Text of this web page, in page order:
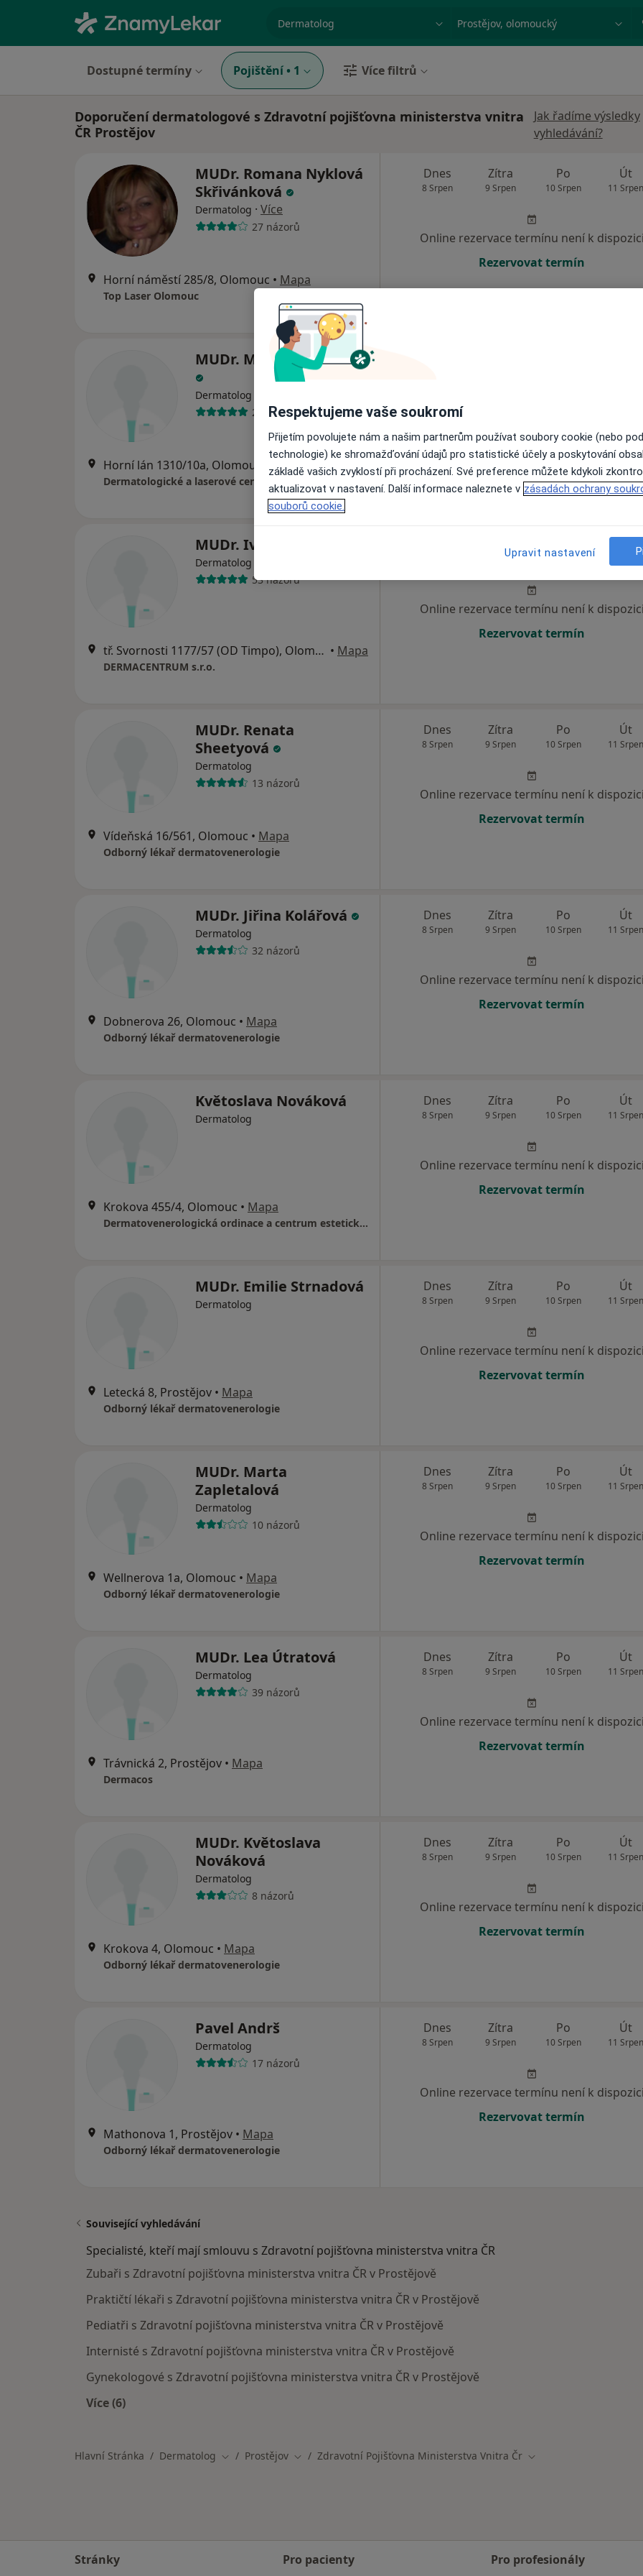
Město nebo region
Dostupné termíny Pojištění • 1 Více filtrů
Doporučení dermatologové s Zdravotní pojišťovna ministerstva vnitra
ČR Prostějov
Jak řadíme výsledky
vyhledávání?
MUDr. Romana Nyklová
Skřivánková
Dermatolog · Více
27 názorů
Horní náměstí 285/8, Olomouc • Mapa
Top Laser Olomouc
Dnes
8 Srpen
Zítra
9 Srpen
Po
10 Srpen
Út
11 Srpen
Online rezervace termínu není k dispozici
Rezervovat termín
MUDr. Martina Jansová
Dermatolog
24 názorů
Horní lán 1310/10a, Olomouc Mapa
Dermatologické a laserové centrum
Rezervovat termín
MUDr. Iveta Hilšerová
Dermatolog
53 názorů
tř. Svornosti 1177/57 (OD Timpo), Olomouc • Mapa
DERMACENTRUM s.r.o.
9 Srpen 10 Srpen 11 Srpen
Online rezervace termínu není k dispozici
Rezervovat termín
MUDr. Renata
Sheetyová
Dermatolog
13 názorů
Vídeňská 16/561, Olomouc • Mapa
Odborný lékař dermatovenerologie
Dnes
8 Srpen
Zítra
9 Srpen
Po
10 Srpen
Út
11 Srpen
Online rezervace termínu není k dispozici
Rezervovat termín
MUDr. Jiřina Kolářová
Dermatolog
32 názorů
Dobnerova 26, Olomouc • Mapa
Odborný lékař dermatovenerologie
Dnes
8 Srpen
Zítra
9 Srpen
Po
10 Srpen
Út
11 Srpen
Online rezervace termínu není k dispozici
Rezervovat termín
Květoslava Nováková
Dermatolog
Krokova 455/4, Olomouc • Mapa
Dermatovenerologická ordinace a centrum estetické dermatologie.
Dnes
8 Srpen
Zítra
9 Srpen
Po
10 Srpen
Út
11 Srpen
Online rezervace termínu není k dispozici
Rezervovat termín
MUDr. Emilie Strnadová
Dermatolog
Letecká 8, Prostějov • Mapa
Odborný lékař dermatovenerologie
Dnes
8 Srpen
Zítra
9 Srpen
Po
10 Srpen
Út
11 Srpen
Online rezervace termínu není k dispozici
Rezervovat termín
MUDr. Marta
Zapletalová
Dermatolog
10 názorů
Wellnerova 1a, Olomouc • Mapa
Odborný lékař dermatovenerologie
Dnes
8 Srpen
Zítra
9 Srpen
Po
10 Srpen
Út
11 Srpen
Online rezervace termínu není k dispozici
Rezervovat termín
MUDr. Lea Útratová
Dermatolog
39 názorů
Trávnická 2, Prostějov • Mapa
Dermacos
Dnes
8 Srpen
Zítra
9 Srpen
Po
10 Srpen
Út
11 Srpen
Online rezervace termínu není k dispozici
Rezervovat termín
MUDr. Květoslava
Nováková
Dermatolog
8 názorů
Krokova 4, Olomouc • Mapa
Odborný lékař dermatovenerologie
Dnes
8 Srpen
Zítra
9 Srpen
Po
10 Srpen
Út
11 Srpen
Online rezervace termínu není k dispozici
Rezervovat termín
Pavel Andrš
Dermatolog
17 názorů
Mathonova 1, Prostějov • Mapa
Odborný lékař dermatovenerologie
Dnes
8 Srpen
Zítra
9 Srpen
Po
10 Srpen
Út
11 Srpen
Online rezervace termínu není k dispozici
Rezervovat termín
Související vyhledávání
Specialisté, kteří mají smlouvu s Zdravotní pojišťovna ministerstva vnitra ČR
Zubaři s Zdravotní pojišťovna ministerstva vnitra ČR v Prostějově
Praktičtí lékaři s Zdravotní pojišťovna ministerstva vnitra ČR v Prostějově
Pediatři s Zdravotní pojišťovna ministerstva vnitra ČR v Prostějově
Internisté s Zdravotní pojišťovna ministerstva vnitra ČR v Prostějově
Gynekologové s Zdravotní pojišťovna ministerstva vnitra ČR v Prostějově
Více (6)
Hlavní Stránka Dermatolog Změna města
Prostějov Změna města
Zdravotní Pojišťovna Ministerstva Vnitra Čr Změna města
Stránky Pro pacienty Pro profesionály
Respektujeme vaše soukromí
Přijetím povolujete nám a našim partnerům používat soubory cookie (nebo
technologie) ke shromažďování údajů pro statistické účely a poskytování
základě vašich zvyklostí při procházení. Své preference můžete kdykoli
aktualizovat v nastavení. Další informace naleznete v zásadách ochrany
souborů cookie.
Upravit nastavení